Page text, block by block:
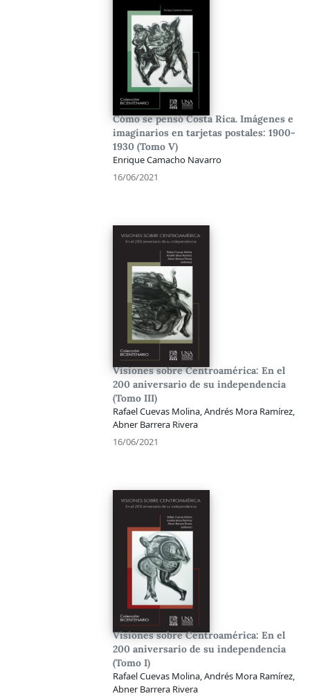
Cómo se pensó Costa Rica. Imágenes e
imaginarios en tarjetas postales: 1900-
1930 (Tomo V)
Enrique Camacho Navarro
16/06/2021
Visiones sobre Centroamérica: En el
200 aniversario de su independencia
(Tomo III)
Rafael Cuevas Molina, Andrés Mora Ramírez,
Abner Barrera Rivera
16/06/2021
Visiones sobre Centroamérica: En el
200 aniversario de su independencia
(Tomo I)
Rafael Cuevas Molina, Andrés Mora Ramírez,
Abner Barrera Rivera